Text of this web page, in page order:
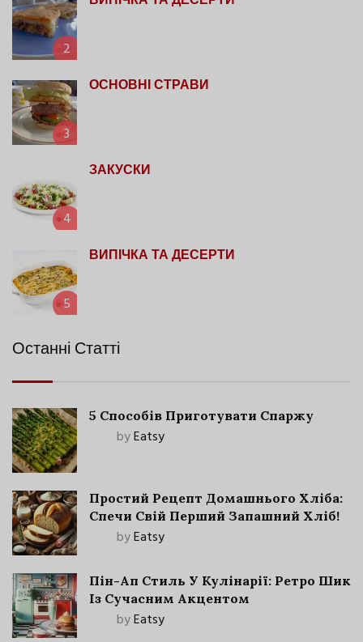
2
3
ОСНОВНІ СТРАВИ
4
ЗАКУСКИ
5
ВИПІЧКА ТА ДЕСЕРТИ
Останні Статті
5 Способів Приготувати Спаржу
byEatsy
Простий Рецепт Домашнього Хліба:
Спечи Свій Перший Запашний Хліб!
byEatsy
Пін-Ап Стиль У Кулінарії: Ретро Шик
Із Сучасним Акцентом
byEatsy